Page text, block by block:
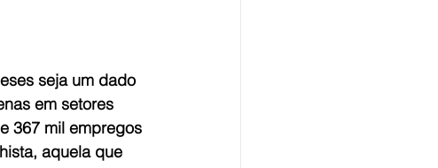
seja um dado
em setores
367 mil empregos
aquela que